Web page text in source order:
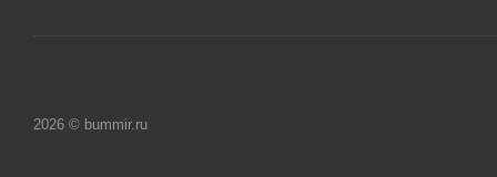
2026 © bummir.ru